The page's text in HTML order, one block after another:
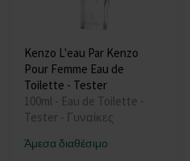
Kenzo L'eau Par Kenzo
Pour Femme Eau de
Toilette - Tester
100ml - Eau de Toilette -
Tester - Γυναίκες
Άμεσα διαθέσιμο